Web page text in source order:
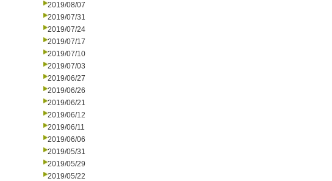
2019/08/07
2019/07/31
2019/07/24
2019/07/17
2019/07/10
2019/07/03
2019/06/27
2019/06/26
2019/06/21
2019/06/12
2019/06/11
2019/06/06
2019/05/31
2019/05/29
2019/05/22